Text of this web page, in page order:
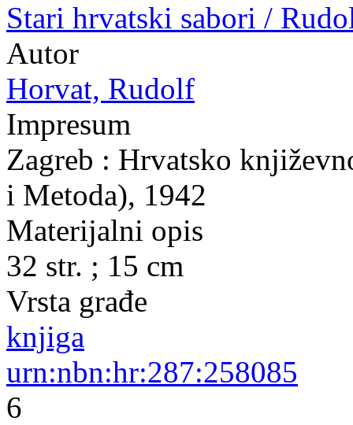
Stari hrvatski sabori /
Autor
Horvat, Rudolf
Impresum
Zagreb : Hrvatsko
i Metoda), 1942
Materijalni opis
32 str. ; 15 cm
Vrsta građe
knjiga
urn:nbn:hr:287:258085
6